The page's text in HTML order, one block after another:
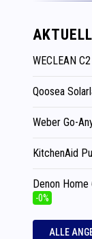
WECLEAN
Qoosea
Weber Go-
KitchenAid
Denon
-0%
ALLE